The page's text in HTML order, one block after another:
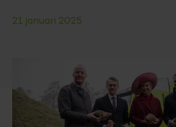
21 januari 2025